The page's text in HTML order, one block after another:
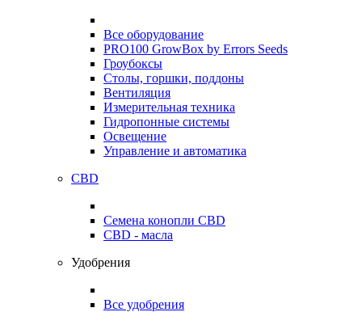
Все оборудование
PRO100 GrowBox by Errors Seeds
Гроубоксы
Столы, горшки, поддоны
Вентиляция
Измерительная техника
Гидропонные системы
Освещение
Управление и автоматика
CBD
Семена конопли CBD
CBD - масла
Удобрения
Все удобрения